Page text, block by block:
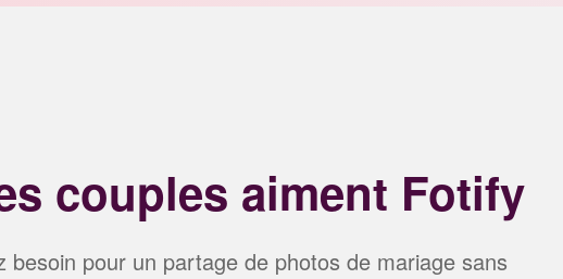
couples aiment Fotify
besoin pour un partage de photos de mariage sans